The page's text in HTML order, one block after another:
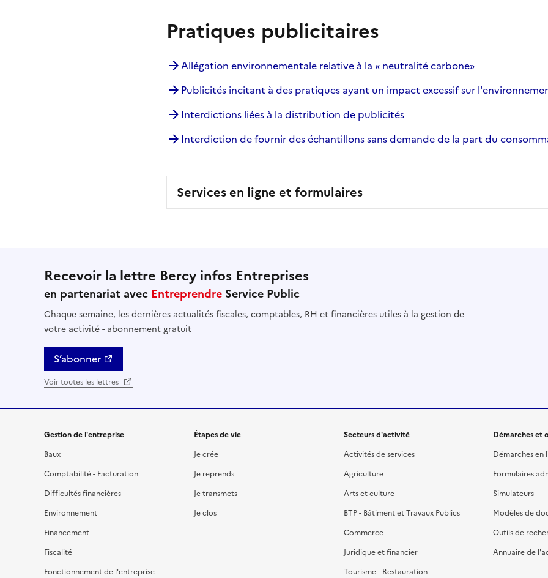
Pratiques publicitaires
Allégation environnementale relative à la « neutralité carbone»
Publicités incitant à des pratiques ayant un impact excessif sur
Interdictions liées à la distribution de publicités
Interdiction de fournir des échantillons sans demande de la part du
Services en ligne et formulaires
Recevoir la lettre Bercy infos Entreprises
en partenariat avec Entreprendre Service Public
Chaque semaine, les dernières actualités fiscales, comptables, RH et financières utiles à la gestion de
votre activité - abonnement gratuit
S’abonner
Voir toutes les lettres
Gestion de l'entreprise
Baux
Comptabilité - Facturation
Difficultés financières
Environnement
Financement
Fiscalité
Fonctionnement de l'entreprise
Étapes de vie
Je crée
Je reprends
Je transmets
Je clos
Secteurs d'activité
Activités de services
Agriculture
Arts et culture
BTP - Bâtiment et Travaux Publics
Commerce
Juridique et financier
Tourisme - Restauration
Démarches et
Démarches en
Formulaires
Simulateurs
Modèles de
Outils de
Annuaire de